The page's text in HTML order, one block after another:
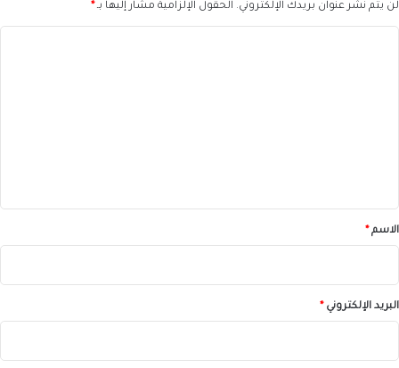
لن يتم نشر عنوان بريدك الإلكتروني. الحقول الإلزامية مشار إليها بـ *
*الاسم *
البريد الإلكتروني *